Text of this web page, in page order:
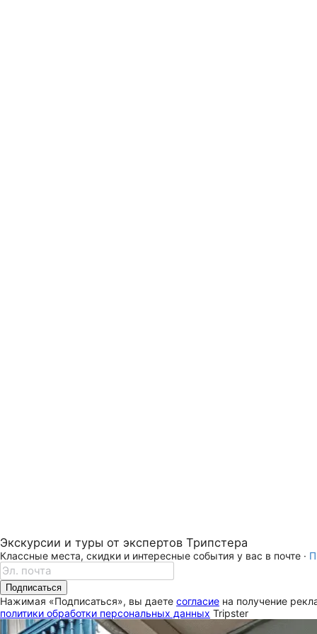
Экскурсии и туры от экспертов Трипстера
Классные места, скидки и интересные события у вас в почте ·
Подписаться
Нажимая «Подписаться», вы даете согласие на получение
политики обработки персональных данных Tripster